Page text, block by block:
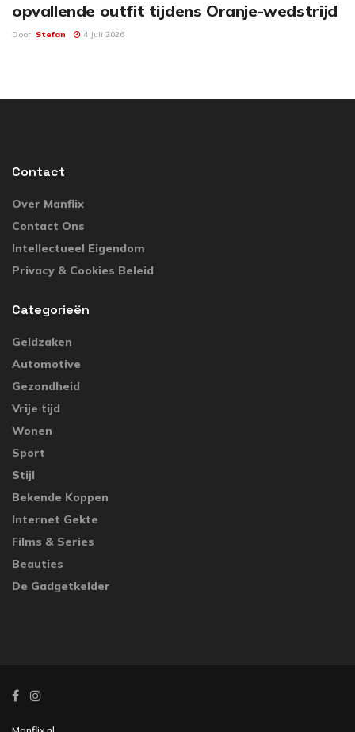
opvallende outfit tijdens Oranje-wedstrijd
Door Stefan 4 Juli 2026
Contact
Over Manflix
Contact Ons
Intellectueel Eigendom
Privacy & Cookies Beleid
Categorieën
Geldzaken
Automotive
Gezondheid
Vrije tijd
Wonen
Sport
Stijl
Bekende Koppen
Internet Gekte
Films & Series
Beauties
De Gadgetkelder